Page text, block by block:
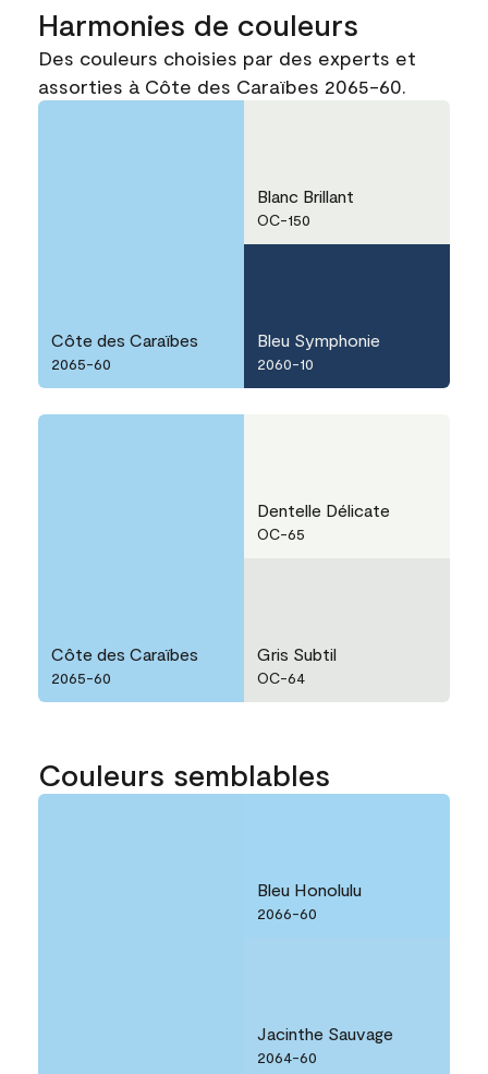
Harmonies de couleurs
Des couleurs choisies par des experts et
assorties à Côte des Caraïbes 2065-60.
Côte des Caraïbes
2065-60
Blanc Brillant
OC-150
Bleu Symphonie
2060-10
Côte des Caraïbes
2065-60
Dentelle Délicate
OC-65
Gris Subtil
OC-64
Couleurs semblables
Bleu Honolulu
2066-60
Jacinthe Sauvage
2064-60